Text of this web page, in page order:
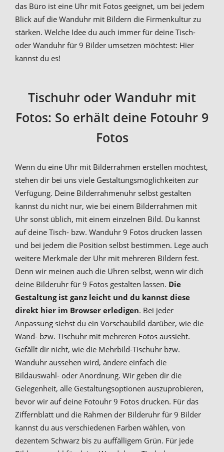
das Büro ist eine Uhr mit Fotos geeignet, um bei jedem
Blick auf die Wanduhr mit Bildern die Firmenkultur zu
stärken. Welche Idee du auch immer für deine Tisch-
oder Wanduhr für 9 Bilder umsetzen möchtest: Hier
kannst du es!
Tischuhr oder Wanduhr mit
Fotos: So erhält deine Fotouhr 9
Fotos
Wenn du eine Uhr mit Bilderrahmen erstellen möchtest,
stehen dir bei uns viele Gestaltungsmöglichkeiten zur
Verfügung. Deine Bilderrahmenuhr selbst gestalten
kannst du nicht nur, wie bei einem Bilderrahmen mit
Uhr sonst üblich, mit einem einzelnen Bild. Du kannst
auf deine Tisch- bzw. Wanduhr 9 Fotos drucken lassen
und bei jedem die Position selbst bestimmen. Lege auch
weitere Merkmale der Uhr mit mehreren Bildern fest.
Denn wir meinen auch die Uhren selbst, wenn wir dich
deine Bilderuhr für 9 Fotos gestalten lassen. Die
Gestaltung ist ganz leicht und du kannst diese
direkt hier im Browser erledigen. Bei jeder
Anpassung siehst du ein Vorschaubild darüber, wie die
Wand- bzw. Tischuhr mit mehreren Fotos aussieht.
Gefällt dir nicht, wie die Mehrbild-Tischuhr bzw.
Wanduhr aussehen wird, ändere einfach die
Bildauswahl- oder Anordnung. Wir geben dir die
Gelegenheit, alle Gestaltungsoptionen auszuprobieren,
bevor wir auf deine Fotouhr 9 Fotos drucken. Für das
Ziffernblatt und die Rahmen der Bilderuhr für 9 Bilder
kannst du aus verschiedenen Farben wählen, von
dezentem Schwarz bis zu auffälligem Grün. Für jede